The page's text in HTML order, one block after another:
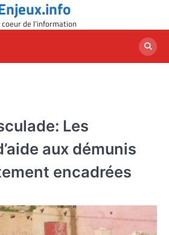
coeur de l'information
Les
aux démunis
encadrées